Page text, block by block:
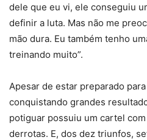
dele que eu vi, ele conseguiu
definir a luta. Mas não me
mão dura. Eu também tenho
treinando muito”.
Apesar de estar preparado
conquistando grandes
potiguar possuiu um cartel
derrotas. E, dos dez triunfos,